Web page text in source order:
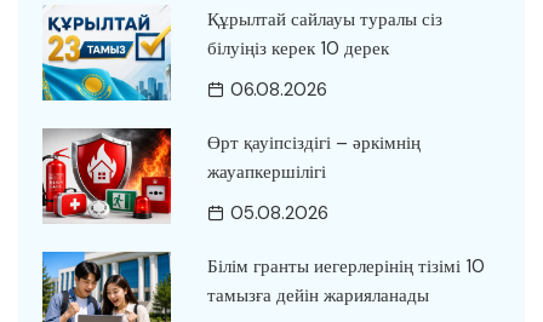
Құрылтай сайлауы туралы сіз
білуіңіз керек 10 дерек
06.08.2026
Өрт қауіпсіздігі – әркімнің
жауапкершілігі
05.08.2026
Білім гранты иегерлерінің тізімі 10
тамызға дейін жарияланады